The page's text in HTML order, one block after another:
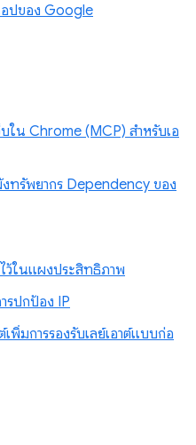
ปของ Google
ใน Chrome (MCP) สำหรับเอ
ทรัพยากร Dependency ของ
ว้ในแผงประสิทธิภาพ
รปกป้อง IP
พิ่มการรองรับเลย์เอาต์แบบก่อ